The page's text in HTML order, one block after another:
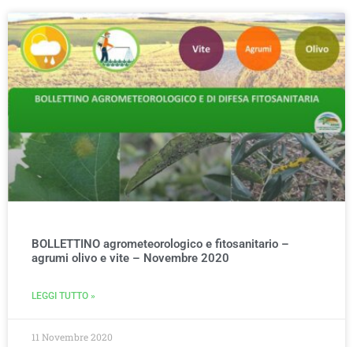
BOLLETTINO agrometeorologico e fitosanitario –
agrumi olivo e vite – Novembre 2020
LEGGI TUTTO »
11 Novembre 2020